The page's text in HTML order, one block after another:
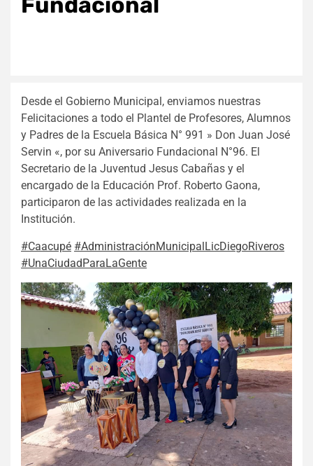
Desde el Gobierno Municipal, enviamos nuestras
Felicitaciones a todo el Plantel de Profesores, Alumnos
y Padres de la Escuela Básica N° 991 » Don Juan José
Servin «, por su Aniversario Fundacional N°96. El
Secretario de la Juventud Jesus Cabañas y el
encargado de la Educación Prof. Roberto Gaona,
participaron de las actividades realizada en la
Institución.
#Caacupé #AdministraciónMunicipalLicDiegoRiveros
#UnaCiudadParaLaGente